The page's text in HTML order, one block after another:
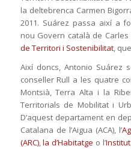
la deltebrenca Carmen
2011. Suárez passa així a
nou Govern català de
de Territori i Sostenibilitat,
Així doncs, Antonio Suárez
conseller Rull a les quatre
Montsià, Terra Alta i la
Territorials de Mobilitat i
D’aquest departament en
Catalana de l’Aigua (ACA), l’
(ARC),la d’Habitatge o l’